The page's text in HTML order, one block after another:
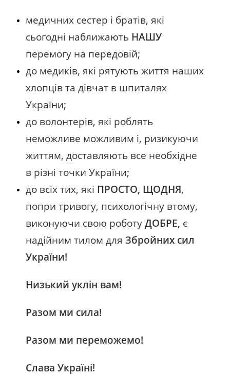
медичних сестер і братів, які
сьогодні наближають НАШУ
перемогу на передовій;
до медиків, які рятують життя наших
хлопців та дівчат в шпиталях
України;
до волонтерів, які роблять
неможливе можливим і, ризикуючи
життям, доставляють все необхідне
в різні точки України;
до всіх тих, які ПРОСТО, ЩОДНЯ,
попри тривогу, психологічну втому,
виконуючи свою роботу ДОБРЕ, є
надійним тилом для Збройних сил
України!
Низький уклін вам!
Разом ми сила!
Разом ми переможемо!
Слава Україні!